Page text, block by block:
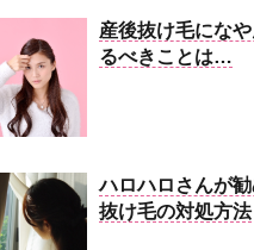
産後抜け毛にな
るべきことは…
ハロハロさんが
抜け毛の対処方法